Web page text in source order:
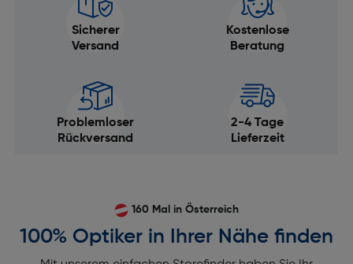
Sicherer
Versand
Kostenlose
Beratung
Problemloser
Rückversand
2-4 Tage
Lieferzeit
160 Mal in Österreich
100% Optiker in Ihrer Nähe finden